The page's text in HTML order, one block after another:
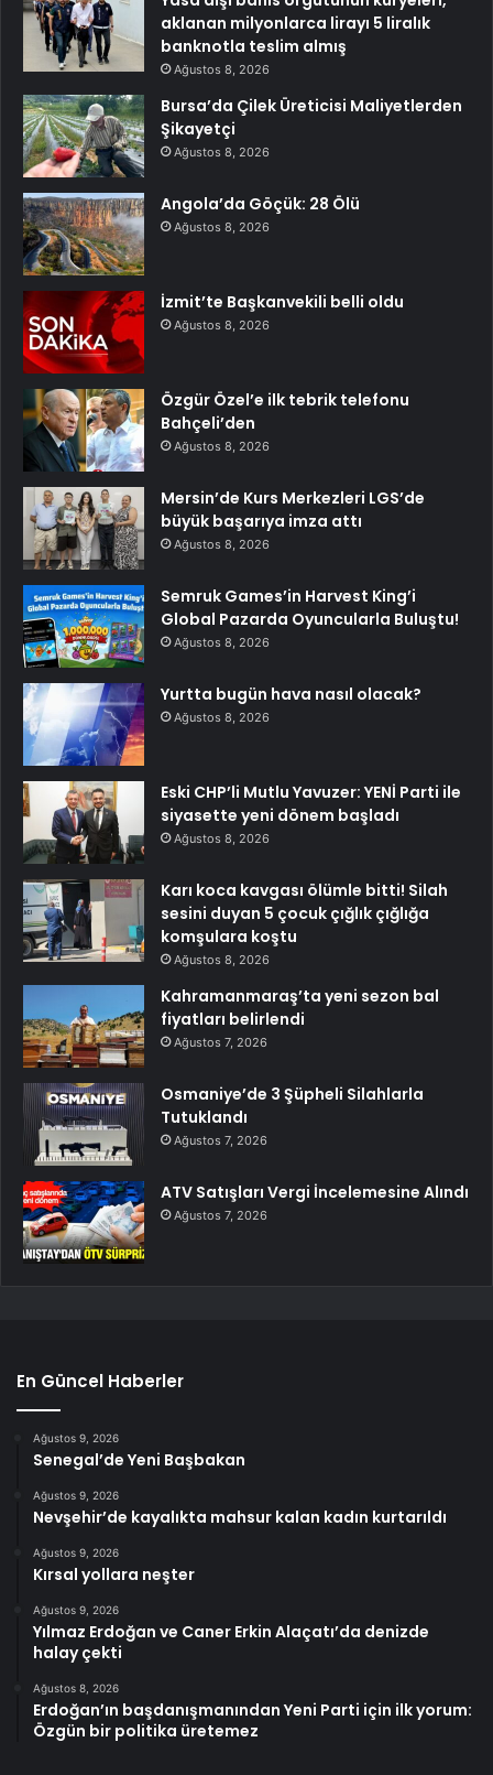
aklanan milyonlarca lirayı 5 liralık
banknotla teslim almış
Ağustos 8, 2026
Bursa’da Çilek Üreticisi Maliyetlerden
Şikayetçi
Ağustos 8, 2026
Angola’da Göçük: 28 Ölü
Ağustos 8, 2026
İzmit’te Başkanvekili belli oldu
Ağustos 8, 2026
Özgür Özel’e ilk tebrik telefonu
Bahçeli’den
Ağustos 8, 2026
Mersin’de Kurs Merkezleri LGS’de
büyük başarıya imza attı
Ağustos 8, 2026
Semruk Games’in Harvest King’i
Global Pazarda Oyuncularla Buluştu!
Ağustos 8, 2026
Yurtta bugün hava nasıl olacak?
Ağustos 8, 2026
Eski CHP’li Mutlu Yavuzer: YENİ Parti ile
siyasette yeni dönem başladı
Ağustos 8, 2026
Karı koca kavgası ölümle bitti! Silah
sesini duyan 5 çocuk çığlık çığlığa
komşulara koştu
Ağustos 8, 2026
Kahramanmaraş’ta yeni sezon bal
fiyatları belirlendi
Ağustos 7, 2026
Osmaniye’de 3 Şüpheli Silahlarla
Tutuklandı
Ağustos 7, 2026
ATV Satışları Vergi İncelemesine Alındı
Ağustos 7, 2026
En Güncel Haberler
Ağustos 9, 2026
Senegal’de Yeni Başbakan
Ağustos 9, 2026
Nevşehir’de kayalıkta mahsur kalan kadın kurtarıldı
Ağustos 9, 2026
Kırsal yollara neşter
Ağustos 9, 2026
Yılmaz Erdoğan ve Caner Erkin Alaçatı’da denizde
halay çekti
Ağustos 8, 2026
Erdoğan’ın başdanışmanından Yeni Parti için ilk yorum:
Özgün bir politika üretemez